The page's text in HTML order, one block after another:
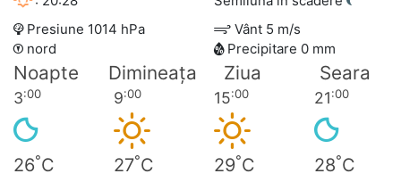
Presiune 1014 hPa
Vânt 5 m/s
nord
Precipitare 0 mm
Noapte Dimineața Ziua Seara
3:00 9:00 15:00 21:00
26°C 27°C 29°C 28°C